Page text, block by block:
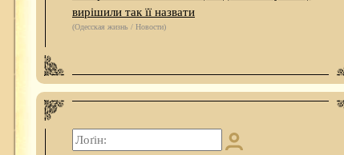
вирішили так її назвати
(Одесская жизнь / Новости)